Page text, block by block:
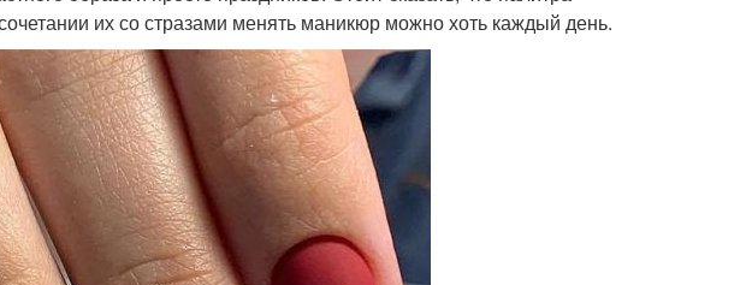
их со стразами менять маникюр можно хоть каждый день.